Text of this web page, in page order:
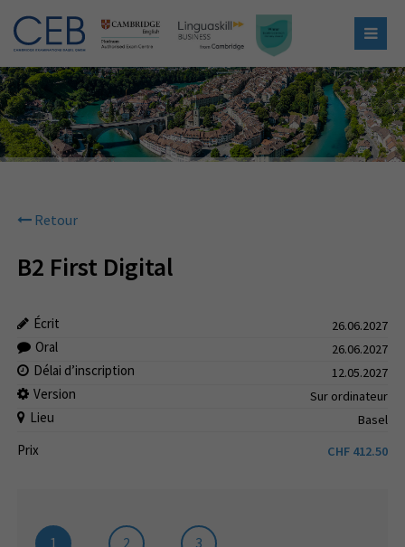
Retour
B2 First Digital
Écrit 26.06.2027
Oral 26.06.2027
Délai d’inscription 12.05.2027
Version Sur ordinateur
Lieu Basel
Prix CHF 412.50
1 2 3